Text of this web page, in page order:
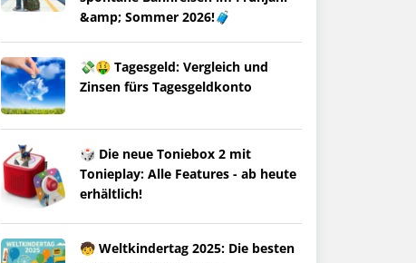
&amp; Sommer 2026!🧳
💸🤑 Tagesgeld: Vergleich und
Zinsen fürs Tagesgeldkonto
🎲 Die neue Toniebox 2 mit
Tonieplay: Alle Features - ab heute
erhältlich!
🧒 Weltkindertag 2025: Die besten